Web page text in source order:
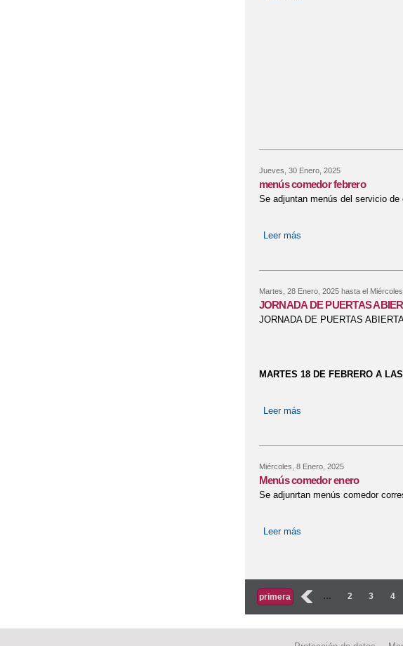
Jueves, 30 Enero, 2025
menús comedor febrero
Se adjuntan menús del servicio
Leer más
Martes, 28 Enero, 2025hasta el
JORNADA DE PUERTAS
JORNADA DE PUERTAS
MARTES 18 DE FEBRERO A
Leer más
Miércoles, 8 Enero, 2025
Menús comedor enero
Se adjunrtan menús comedor
Leer más
Páginas
primera ‹ … 2 3 4